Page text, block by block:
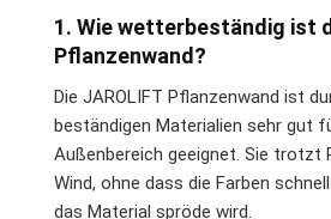
1. Wie wetterbeständig ist
Pflanzenwand?
Die JAROLIFT Pflanzenwand ist
beständigen Materialien sehr gut
Außenbereich geeignet. Sie trotzt
Wind, ohne dass die Farben
das Material spröde wird.